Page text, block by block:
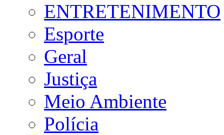
ENTRETENIMENTO
Esporte
Geral
Justiça
Meio Ambiente
Polícia